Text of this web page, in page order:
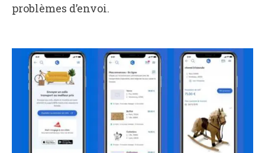
problèmes d’envoi.